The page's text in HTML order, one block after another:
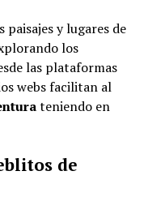
paisajes y lugares de
los
las plataformas
webs facilitan al
teniendo en
de